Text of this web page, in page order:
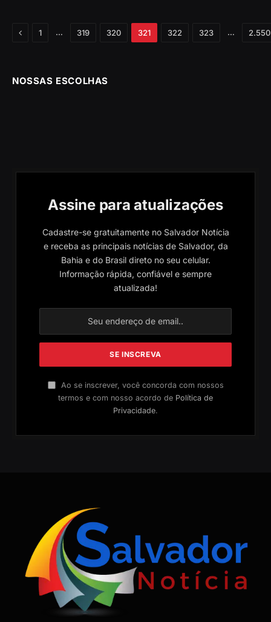
Anterior
1 … 319 320 321 322 323 … 2.550
NOSSAS ESCOLHAS
Assine para atualizações
Cadastre-se gratuitamente no Salvador Notícia
e receba as principais notícias de Salvador, da
Bahia e do Brasil direto no seu celular.
Informação rápida, confiável e sempre
atualizada!
Ao se inscrever, você concorda com nossos
termos e com nosso acordo de Política de
Privacidade.